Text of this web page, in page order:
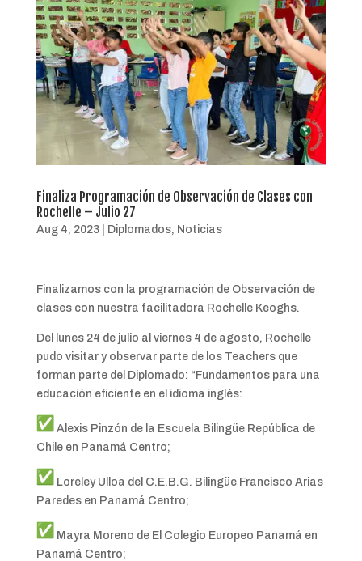
Finaliza Programación de Observación de Clases con
Rochelle – Julio 27
Aug 4, 2023| Diplomados, Noticias
Finalizamos con la programación de Observación de
clases con nuestra facilitadora Rochelle Keoghs.
Del lunes 24 de julio al viernes 4 de agosto, Rochelle
pudo visitar y observar parte de los Teachers que
forman parte del Diplomado: “Fundamentos para una
educación eficiente en el idioma inglés:
Alexis Pinzón de la Escuela Bilingüe República de
Chile en Panamá Centro;
Loreley Ulloa del C.E.B.G. Bilingüe Francisco Arias
Paredes en Panamá Centro;
Mayra Moreno de El Colegio Europeo Panamá en
Panamá Centro;